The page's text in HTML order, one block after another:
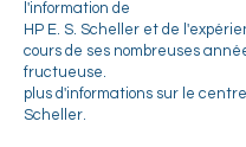
l'information de
HP E. S. Scheller et de
cours de ses nombreuses
fructueuse.
plus d'informations sur le
Scheller.